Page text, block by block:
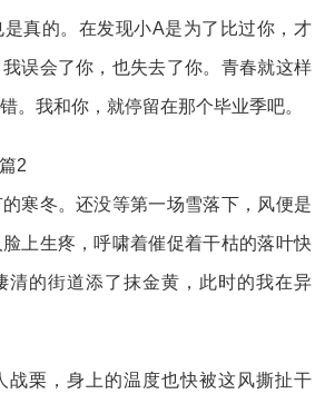
真的。在发现小A是为了比过你，才
误会了你，也失去了你。青春就这样
。我和你，就停留在那个毕业季吧。
2
寒冬。还没等第一场雪落下，风便是
上生疼，呼啸着催促着干枯的落叶快
清的街道添了抹金黄，此时的我在异
战栗，身上的温度也快被这风撕扯干